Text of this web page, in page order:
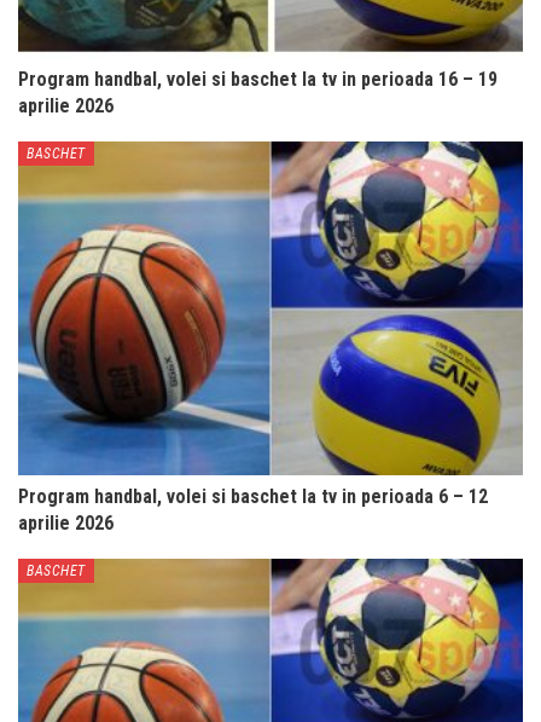
Program handbal, volei si baschet la tv in perioada 16 – 19
aprilie 2026
BASCHET
Program handbal, volei si baschet la tv in perioada 6 – 12
aprilie 2026
BASCHET